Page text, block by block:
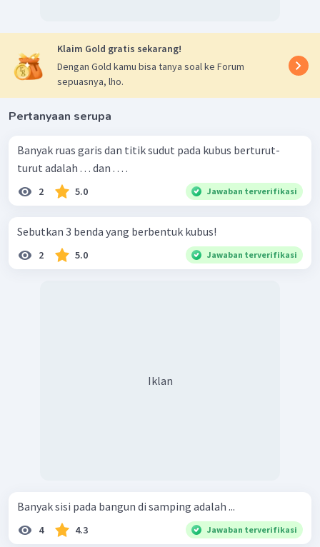
Klaim Gold gratis sekarang!
Dengan Gold kamu bisa tanya soal ke Forum
sepuasnya, lho.
Pertanyaan serupa
Banyak ruas garis dan titik sudut pada kubus berturut-
turut adalah . . . dan . . . .
2 5.0 Jawaban terverifikasi
Sebutkan 3 benda yang berbentuk kubus!
2 5.0 Jawaban terverifikasi
Iklan
Banyak sisi pada bangun di samping adalah ...
4 4.3 Jawaban terverifikasi